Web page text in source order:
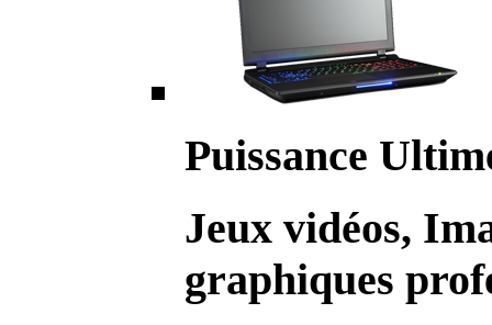
Puissance
Jeux vidéos,
graphiques